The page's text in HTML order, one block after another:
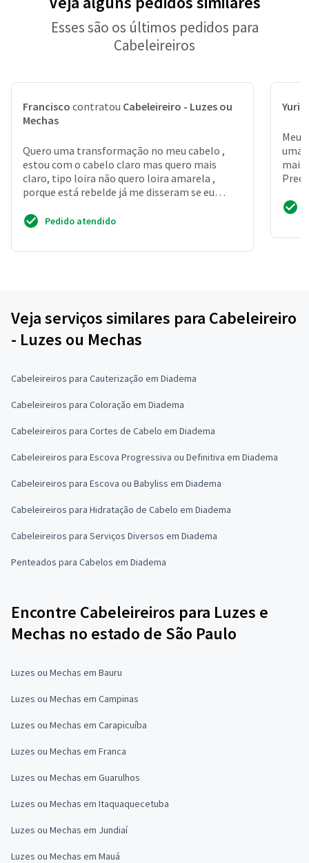
Esses são os últimos pedidos para
Cabeleireiros
Francisco contratou Cabeleireiro - Luzes ou
Mechas
Quero uma transformação no meu cabelo ,
estou com o cabelo claro mas quero mais
claro, tipo loira não quero loira amarela ,
porque está rebelde já me disseram se eu
Pedido atendido
Yuri
Meu
mais
Veja serviços similares para Cabeleireiro
- Luzes ou Mechas
Cabeleireiros para Cauterização em Diadema
Cabeleireiros para Coloração em Diadema
Cabeleireiros para Cortes de Cabelo em Diadema
Cabeleireiros para Escova Progressiva ou Definitiva em Diadema
Cabeleireiros para Escova ou Babyliss em Diadema
Cabeleireiros para Hidratação de Cabelo em Diadema
Cabeleireiros para Serviços Diversos em Diadema
Penteados para Cabelos em Diadema
Encontre Cabeleireiros para Luzes e
Mechas no estado de São Paulo
Luzes ou Mechas em Bauru
Luzes ou Mechas em Campinas
Luzes ou Mechas em Carapicuíba
Luzes ou Mechas em Franca
Luzes ou Mechas em Guarulhos
Luzes ou Mechas em Itaquaquecetuba
Luzes ou Mechas em Jundiaí
Luzes ou Mechas em Mauá